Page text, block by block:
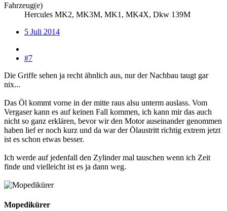
Fahrzeug(e)
Hercules MK2, MK3M, MK1, MK4X, Dkw 139M
5 Juli 2014
#7
Die Griffe sehen ja recht ähnlich aus, nur der Nachbau taugt gar
nix...
Das Öl kommt vorne in der mitte raus alsu unterm auslass. Vom
Vergaser kann es auf keinen Fall kommen, ich kann mir das auch
nicht so ganz erklären, bevor wir den Motor auseinander genommen
haben lief er noch kurz und da war der Ölaustritt richtig extrem jetzt
ist es schon etwas besser.
Ich werde auf jedenfall den Zylinder mal tauschen wenn ich Zeit
finde und vielleicht ist es ja dann weg.
Mopedikürer